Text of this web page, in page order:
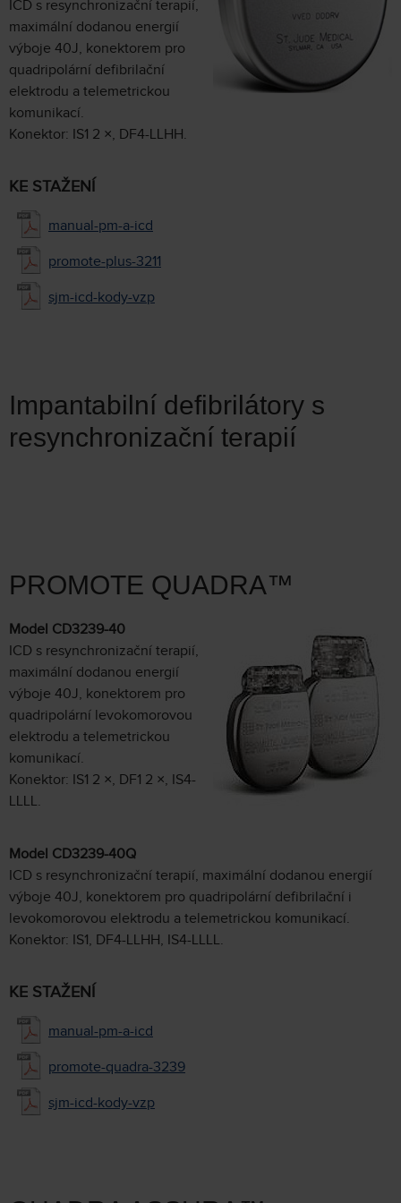
ICD s resynchronizační terapií,
maximální dodanou energií
výboje 40J, konektorem pro
quadripolární defibrilační
elektrodu a telemetrickou
komunikací.
Konektor: IS1 2 ×, DF4-LLHH.
KE STAŽENÍ
manual-pm-a-icd
promote-plus-3211
sjm-icd-kody-vzp
Impantabilní defibrilátory s
resynchronizační terapií
PROMOTE QUADRA™
Model CD3239-40
ICD s resynchronizační terapií,
maximální dodanou energií
výboje 40J, konektorem pro
quadripolární levokomorovou
elektrodu a telemetrickou
komunikací.
Konektor: IS1 2 ×, DF1 2 ×, IS4-
LLLL.
Model CD3239-40Q
ICD s resynchronizační terapií, maximální dodanou energií
výboje 40J, konektorem pro quadripolární defibrilační i
levokomorovou elektrodu a telemetrickou komunikací.
Konektor: IS1, DF4-LLHH, IS4-LLLL.
KE STAŽENÍ
manual-pm-a-icd
promote-quadra-3239
sjm-icd-kody-vzp